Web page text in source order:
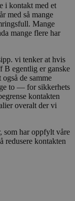
i kontakt med et
med så mange
Mange
mange flere har
vi tenker at hvis
B egentlig er ganske
de samme
to — for sikkerhets
kontakten
overalt der vi
som har oppfylt våre
redusere kontakten